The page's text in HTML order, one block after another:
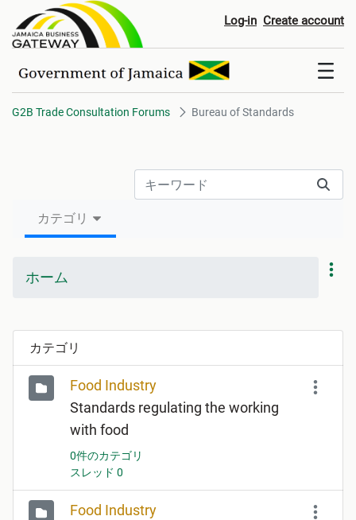
Bureau of StandardsLog-in Create account
G2B Trade Consultation Forums Bureau of Standards
カテゴリ
ホーム
カテゴリ
Food Industry
Standards regulating the working
with food
0件のカテゴリ
スレッド 0
Food Industry